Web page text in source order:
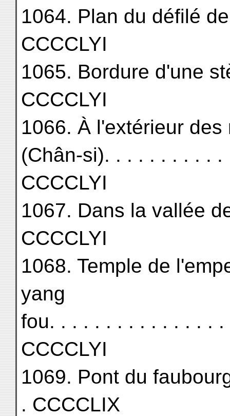
1064. Plan du défilé
CCCCLYI
1065. Bordure d'une
CCCCLYI
1066. À l'extérieur
(Chân-si). . . . . . . . . .
CCCCLYI
1067. Dans la vallée
CCCCLYI
1068. Temple de
yang
fou. . . . . . . . . . . . . . .
CCCCLYI
1069. Pont du
. CCCCLIX